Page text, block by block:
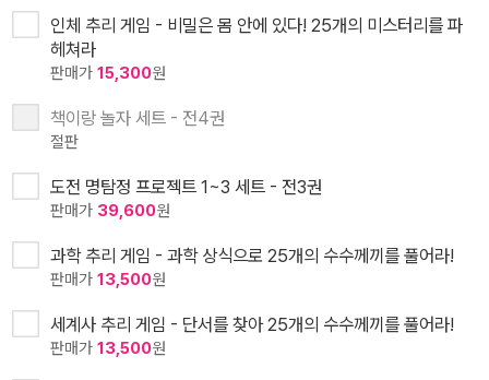
인체 추리 게임 - 비밀은 몸 안에 있다! 25개의 미스터리를 파
헤쳐라
판매가 15,300원
책이랑 놀자 세트 - 전4권
절판
도전 명탐정 프로젝트 1~3 세트 - 전3권
판매가 39,600원
과학 추리 게임 - 과학 상식으로 25개의 수수께끼를 풀어라!
판매가 13,500원
세계사 추리 게임 - 단서를 찾아 25개의 수수께끼를 풀어라!
판매가 13,500원